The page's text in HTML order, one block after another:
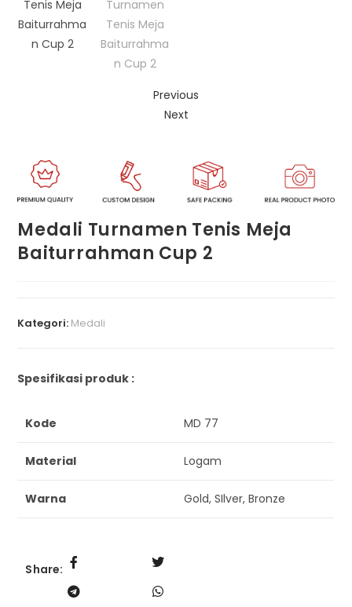
Previous
Next
Medali Turnamen Tenis Meja
Baiturrahman Cup 2
Kategori: Medali
Spesifikasi produk :
Kode MD 77
Material Logam
Warna Gold, SIlver, Bronze
Share: